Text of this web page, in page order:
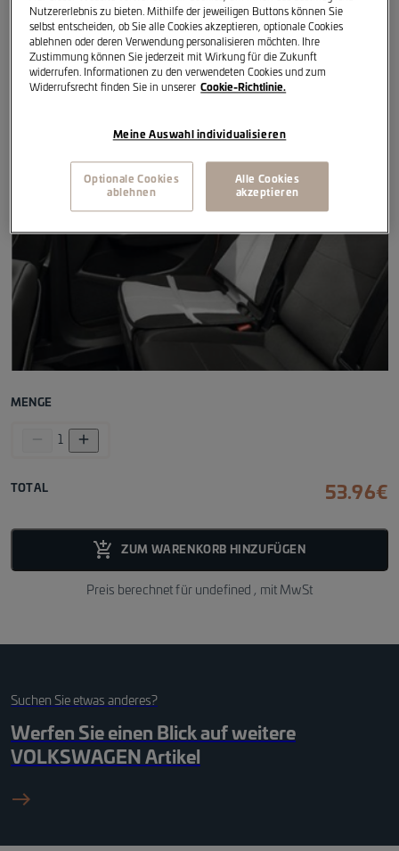
Artikelreferenz:000019819C
MENGE
1 add
TOTAL 53.96€
add_shopping_cart_fill
ZUM WARENKORB HINZUFÜGEN
Preis berechnet für undefined , mit MwSt
Suchen Sie etwas anderes?
Werfen Sie einen Blick auf weitere
VOLKSWAGEN Artikel
east_black_24dp
Nutzererlebnis zu bieten. Mithilfe der jeweiligen Buttons können Sie
selbst entscheiden, ob Sie alle Cookies akzeptieren, optionale Cookies
ablehnen oder deren Verwendung personalisieren möchten. Ihre
Zustimmung können Sie jederzeit mit Wirkung für die Zukunft
widerrufen. Informationen zu den verwendeten Cookies und zum
Widerrufsrecht finden Sie in unserer Cookie-Richtlinie.
Meine Auswahl individualisieren
Optionale Cookies
ablehnen
Alle Cookies
akzeptieren